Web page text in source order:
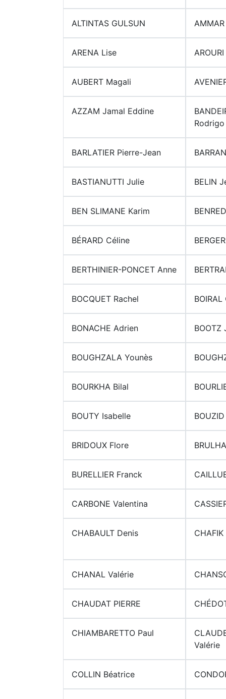
ALTINTAS GULSUN
ARENA Lise
AUBERT Magali
AZZAM Jamal Eddine
Rodrigo
BARLATIER Pierre-Jean
BASTIANUTTI Julie BELIN
BEN SLIMANE Karim
BÉRARD Céline
BERTHINIER-PONCET Anne
BOCQUET Rachel
BONACHE Adrien BOOTZ
BOUGHZALA Younès
BOURKHA Bilal
BOUTY Isabelle
BRIDOUX Flore
BURELLIER Franck
CARBONE Valentina
CHABAULT Denis
CHANAL Valérie
CHAUDAT PIERRE
CHIAMBARETTO Paul
Valérie
COLLIN Béatrice